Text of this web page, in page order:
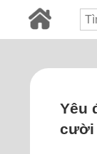
Yêu
cười